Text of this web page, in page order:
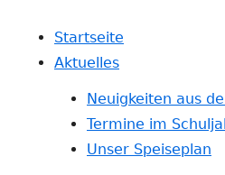
Startseite
Aktuelles
Neuigkeiten aus
Termine im
Unser Speiseplan